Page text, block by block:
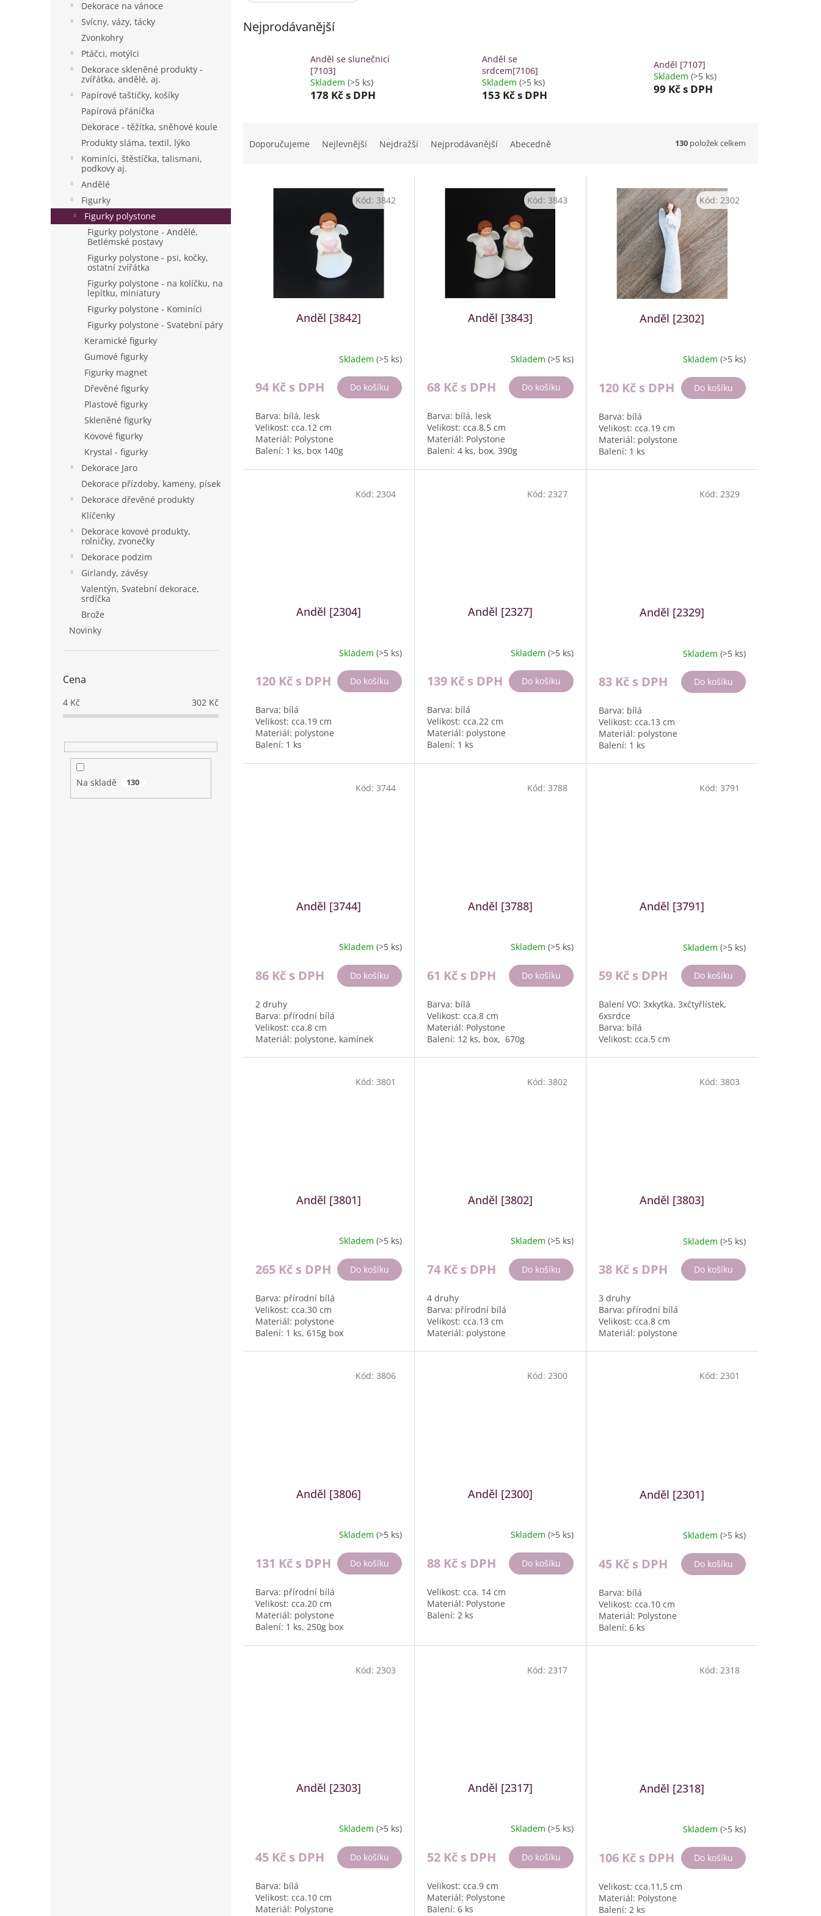
Dekorace na vánoce
Svícny, vázy, tácky
Zvonkohry
Ptáčci, motýlci
Dekorace skleněné produkty -
zvířátka, andělé, aj.
Papírové taštičky, košíky
Papírová přáníčka
Dekorace - těžítka, sněhové koule
Produkty sláma, textil, lýko
Kominíci, štěstíčka, talismani,
podkovy aj.
Andělé
Figurky
Figurky polystone
Figurky polystone - Andělé,
Betlémské postavy
Figurky polystone - psi, kočky,
ostatní zvířátka
Figurky polystone - na kolíčku, na
lepítku, miniatury
Figurky polystone - Kominíci
Figurky polystone - Svatební páry
Keramické figurky
Gumové figurky
Figurky magnet
Dřevěné figurky
Plastové figurky
Skleněné figurky
Kovové figurky
Krystal - figurky
Dekorace Jaro
Dekorace přízdoby, kameny, písek
Dekorace dřevěné produkty
Klíčenky
Dekorace kovové produkty,
rolničky, zvonečky
Dekorace podzim
Girlandy, závěsy
Valentýn, Svatební dekorace,
srdíčka
Brože
Novinky
Cena
4 Kč 302 Kč
Na skladě 130
Svatební páry
Nejprodávanější
Anděl se slunečnicí
[7103]
Skladem (>5 ks)
178 Kčs DPH
Anděl se
srdcem[7106]
Skladem (>5 ks)
153 Kčs DPH
Anděl [7107]
Skladem (>5 ks)
99 Kčs DPH
Doporučujeme Nejlevnější Nejdražší Nejprodávanější Abecedně 130 položek celkem
Anděl [3842]
Skladem (>5 ks)
94 Kč s DPH Do košíku
Barva: bílá, lesk
Velikost: cca.12 cm
Materiál: Polystone
Balení: 1 ks, box 140g
Kód: 3842
Anděl [3843]
Skladem (>5 ks)
68 Kč s DPH Do košíku
Barva: bílá, lesk
Velikost: cca.8,5 cm
Materiál: Polystone
Balení: 4 ks, box, 390g
Kód: 3843
Anděl [2302]
Skladem (>5 ks)
120 Kč s DPH Do košíku
Barva: bílá
Velikost: cca.19 cm
Materiál: polystone
Balení: 1 ks
Kód: 2302
Anděl [2304]
Skladem (>5 ks)
120 Kč s DPH Do košíku
Barva: bílá
Velikost: cca.19 cm
Materiál: polystone
Balení: 1 ks
Kód: 2304
Anděl [2327]
Skladem (>5 ks)
139 Kč s DPH Do košíku
Barva: bílá
Velikost: cca.22 cm
Materiál: polystone
Balení: 1 ks
Kód: 2327
Anděl [2329]
Skladem (>5 ks)
83 Kč s DPH Do košíku
Barva: bílá
Velikost: cca.13 cm
Materiál: polystone
Balení: 1 ks
Kód: 2329
Anděl [3744]
Skladem (>5 ks)
86 Kč s DPH Do košíku
2 druhy
Barva: přírodní bílá
Velikost: cca.8 cm
Materiál: polystone, kamínek
Kód: 3744
Anděl [3788]
Skladem (>5 ks)
61 Kč s DPH Do košíku
Barva: bílá
Velikost: cca.8 cm
Materiál: Polystone
Balení: 12 ks, box, 670g
Kód: 3788
Anděl [3791]
Skladem (>5 ks)
59 Kč s DPH Do košíku
Balení VO: 3xkytka, 3xčtyřlístek,
6xsrdce
Barva: bílá
Velikost: cca.5 cm
Kód: 3791
Anděl [3801]
Skladem (>5 ks)
265 Kč s DPH Do košíku
Barva: přírodní bílá
Velikost: cca.30 cm
Materiál: polystone
Balení: 1 ks, 615g box
Kód: 3801
Anděl [3802]
Skladem (>5 ks)
74 Kč s DPH Do košíku
4 druhy
Barva: přírodní bílá
Velikost: cca.13 cm
Materiál: polystone
Kód: 3802
Anděl [3803]
Skladem (>5 ks)
38 Kč s DPH Do košíku
3 druhy
Barva: přírodní bílá
Velikost: cca.8 cm
Materiál: polystone
Kód: 3803
Anděl [3806]
Skladem (>5 ks)
131 Kč s DPH Do košíku
Barva: přírodní bílá
Velikost: cca.20 cm
Materiál: polystone
Balení: 1 ks, 250g box
Kód: 3806
Anděl [2300]
Skladem (>5 ks)
88 Kč s DPH Do košíku
Velikost: cca. 14 cm
Materiál: Polystone
Balení: 2 ks
Kód: 2300
Anděl [2301]
Skladem (>5 ks)
45 Kč s DPH Do košíku
Barva: bílá
Velikost: cca.10 cm
Materiál: Polystone
Balení: 6 ks
Kód: 2301
Anděl [2303]
Skladem (>5 ks)
45 Kč s DPH Do košíku
Barva: bílá
Velikost: cca.10 cm
Materiál: Polystone
Kód: 2303
Anděl [2317]
Skladem (>5 ks)
52 Kč s DPH Do košíku
Velikost: cca.9 cm
Materiál: Polystone
Balení: 6 ks
Kód: 2317
Anděl [2318]
Skladem (>5 ks)
106 Kč s DPH Do košíku
Velikost: cca.11,5 cm
Materiál: Polystone
Balení: 2 ks
Kód: 2318